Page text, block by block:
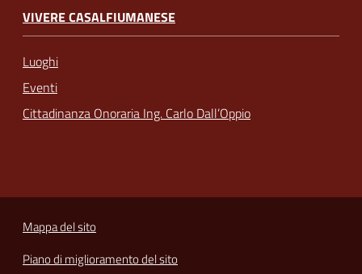
VIVERE CASALFIUMANESE
Luoghi
Eventi
Cittadinanza Onoraria Ing. Carlo Dall’Oppio
Mappa del sito
Piano di miglioramento del sito